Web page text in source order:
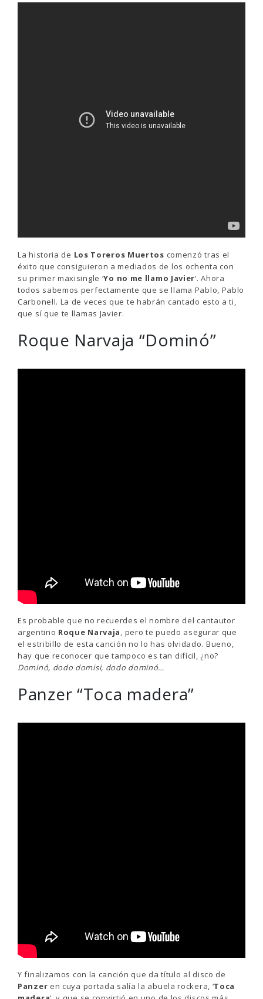
La historia de Los Toreros Muertos comenzó tras el
éxito que consiguieron a mediados de los ochenta con
su primer maxisingle ‘Yo no me llamo Javier‘. Ahora
todos sabemos perfectamente que se llama Pablo, Pablo
Carbonell. La de veces que te habrán cantado esto a ti,
que sí que te llamas Javier.
Roque Narvaja “Dominó”
Es probable que no recuerdes el nombre del cantautor
argentino Roque Narvaja, pero te puedo asegurar que
el estribillo de esta canción no lo has olvidado. Bueno,
hay que reconocer que tampoco es tan difícil, ¿no?
Dominó, dodo domisi, dodo dominó…
Panzer “Toca madera”
Y finalizamos con la canción que da título al disco de
Panzer en cuya portada salía la abuela rockera, ‘Toca